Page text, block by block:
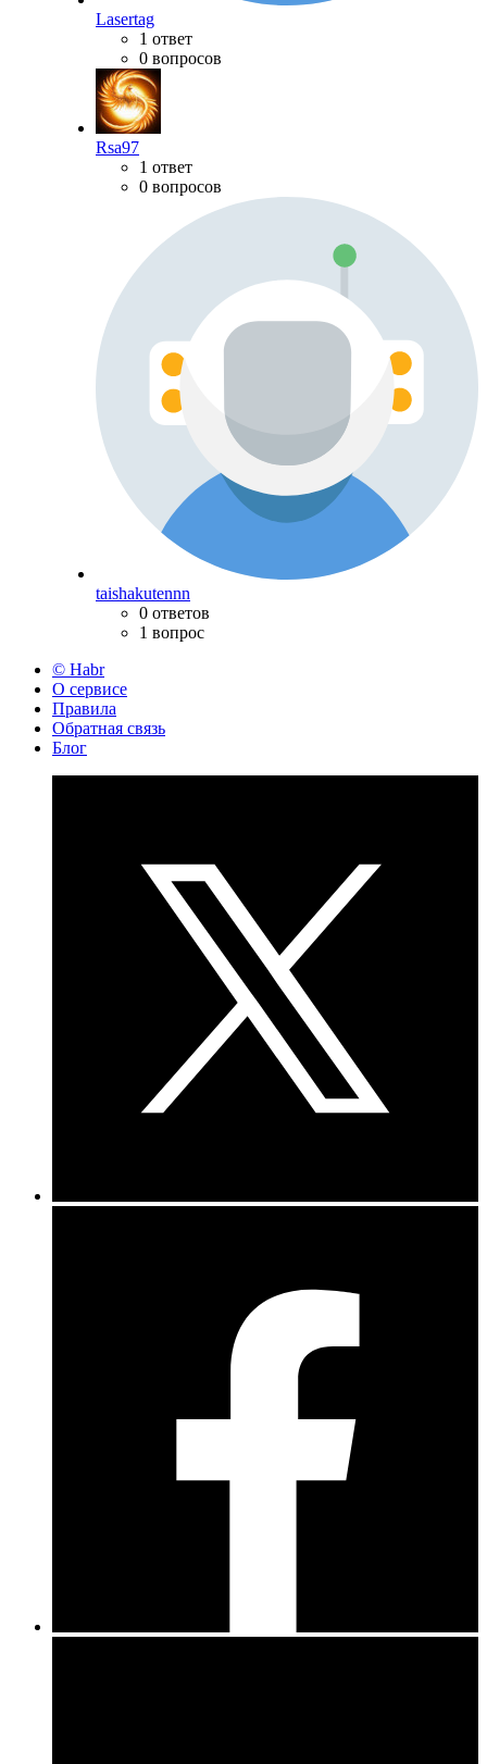
Lasertag
1 ответ
0 вопросов
Rsa97
1 ответ
0 вопросов
taishakutennn
0 ответов
1 вопрос
© Habr
О сервисе
Правила
Обратная связь
Блог